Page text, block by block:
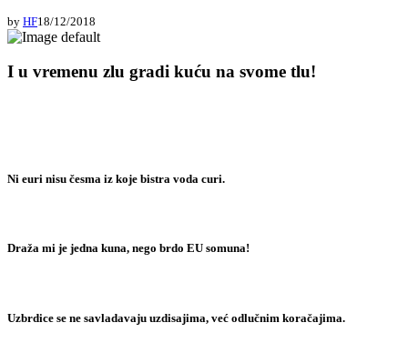
by HF18/12/2018
I u vremenu zlu gradi kuću na svome tlu!
Ni euri nisu česma iz koje bistra voda curi.
Draža mi je jedna kuna, nego brdo EU somuna!
Uzbrdice se ne savladavaju uzdisajima, već odlučnim koračajima.